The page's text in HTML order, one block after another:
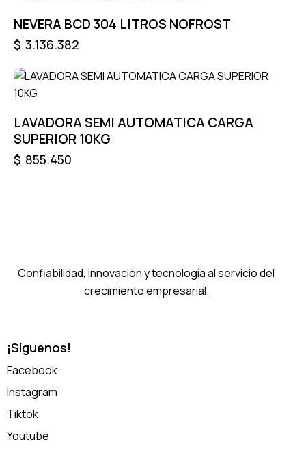
NEVERA BCD 304 LITROS NOFROST
$ 3.136.382
LAVADORA SEMI AUTOMATICA CARGA
SUPERIOR 10KG
$ 855.450
Confiabilidad, innovación y tecnología al servicio del
crecimiento empresarial.
¡Síguenos!
Facebook
Instagram
Tiktok
Youtube